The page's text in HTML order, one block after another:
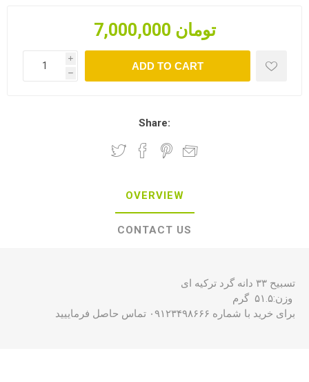
7,000,000 تومان
i
h
ADD TO CART
Share:
OVERVIEW
CONTACT US
تسبیح ۳۳ دانه گرد ترکیه ای
وزن:۵۱.۵ گرم
برای خرید با شماره ۰۹۱۲۳۴۹۸۶۶۶ تماس حاصل فرماییید